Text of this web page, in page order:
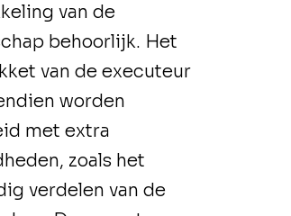
van de
behoorlijk. Het
van de executeur
worden
met extra
zoals het
verdelen van de